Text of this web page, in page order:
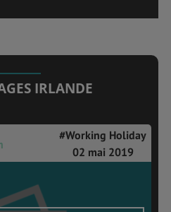
IRLANDE
#Working Holiday
02 mai 2019